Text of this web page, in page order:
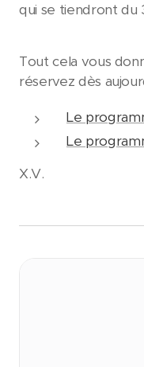
qui se tiendront du
Tout cela vous
réservez dès
Le
Le
X.V.